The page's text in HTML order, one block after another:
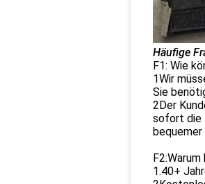
Häufige
F1: Wie
1Wir
Sie
2Der
sofort die
bequemer
1.40+